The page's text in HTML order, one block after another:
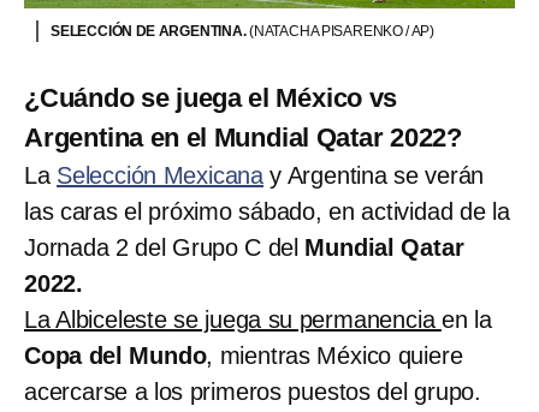
SELECCIÓN DE ARGENTINA.(NATACHA PISARENKO / AP)
¿Cuándo se juega el México vs
Argentina en el Mundial Qatar 2022?
La Selección Mexicana y Argentina se verán
las caras el próximo sábado, en actividad de la
Jornada 2 del Grupo C del Mundial Qatar
2022.
La Albiceleste se juega su permanencia en la
Copa del Mundo, mientras México quiere
acercarse a los primeros puestos del grupo.